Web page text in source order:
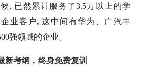
, 已然累计服务了3.5万以上的学
企业客户, 这中间有华为、广汽丰
强领域的企业。
新考纲，终身免费复训